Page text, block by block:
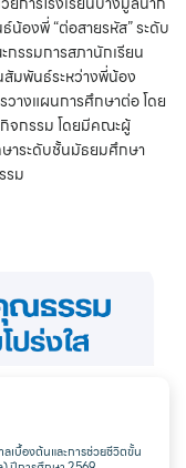
องพี่ “ต่อสายรหัส” ระดับ
รรมการสภานักเรียน
สัมพันธ์ระหว่างพี่น้อง
วางแผนการศึกษาต่อ โดย
จกรรม โดยมีคณะผู้
ษาระดับชั้นมัธยมศึกษา
รม
เบื้องต้นและการช่วยชีวิตขั้น